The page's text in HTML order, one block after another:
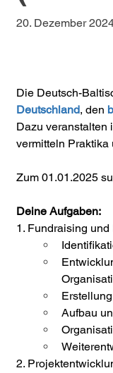
20. Dezember
Die Deutsch-
Deutschland, den
Dazu veranstalten
vermitteln
Zum 01.01.2025
Deine Aufgaben:
1. Fundraising
Aufbau
2.